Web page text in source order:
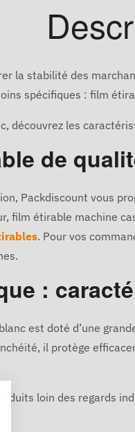
la stabilité des
spécifiques : film
découvrez les
de
Packdiscount vous
film étirable machine
. Pour vos
:
est doté d’une
il protège
loin des regards